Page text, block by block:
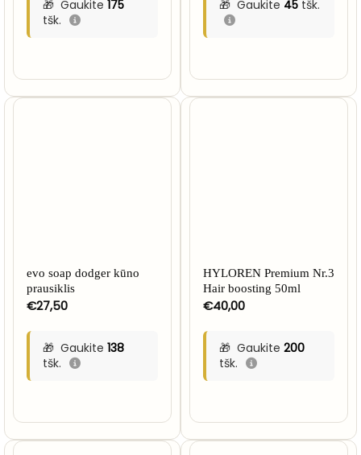
Gaukite 175
tšk.
Gaukite 45tšk.
evo soap dodger kūno
prausiklis
€27,50
Gaukite 138
tšk.
HYLOREN Premium Nr.3
Hair boosting 50ml
€40,00
Gaukite 200
tšk.